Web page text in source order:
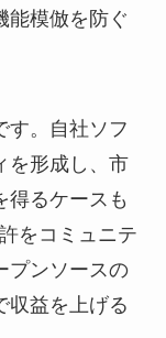
能模倣を防ぐ
す。自社ソフ
を形成し、市
得るケースも
をコミュニテ
プンソースの
収益を上げる